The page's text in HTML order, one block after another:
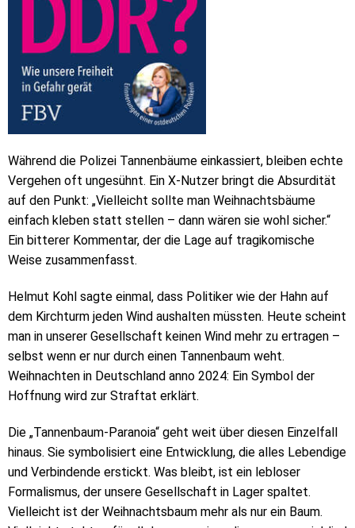
Während die Polizei Tannenbäume einkassiert, bleiben echte
Vergehen oft ungesühnt. Ein X-Nutzer bringt die Absurdität
auf den Punkt: „Vielleicht sollte man Weihnachtsbäume
einfach kleben statt stellen – dann wären sie wohl sicher.“
Ein bitterer Kommentar, der die Lage auf tragikomische
Weise zusammenfasst.
Helmut Kohl sagte einmal, dass Politiker wie der Hahn auf
dem Kirchturm jeden Wind aushalten müssten. Heute scheint
man in unserer Gesellschaft keinen Wind mehr zu ertragen –
selbst wenn er nur durch einen Tannenbaum weht.
Weihnachten in Deutschland anno 2024: Ein Symbol der
Hoffnung wird zur Straftat erklärt.
Die „Tannenbaum-Paranoia“ geht weit über diesen Einzelfall
hinaus. Sie symbolisiert eine Entwicklung, die alles Lebendige
und Verbindende erstickt. Was bleibt, ist ein lebloser
Formalismus, der unsere Gesellschaft in Lager spaltet.
Vielleicht ist der Weihnachtsbaum mehr als nur ein Baum.